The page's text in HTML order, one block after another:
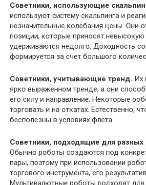
Советники, использующие
используют систему скальпинга и
незначительные колебания цены. Они
позиции, которые приносят
удерживаются недолго. Доходность
формируется за счет большого
Советники, учитывающие тренд. Их
ярко выраженном тренде, а они
его силу и направление. Некоторые
торговать и на откатах. Естественно,
бесполезны в условиях флета.
Советники, подходящие для
Обычно роботы создаются под
пары, поэтому при использовании
торгового инструмента, его
Мультивалютные роботы подходят для